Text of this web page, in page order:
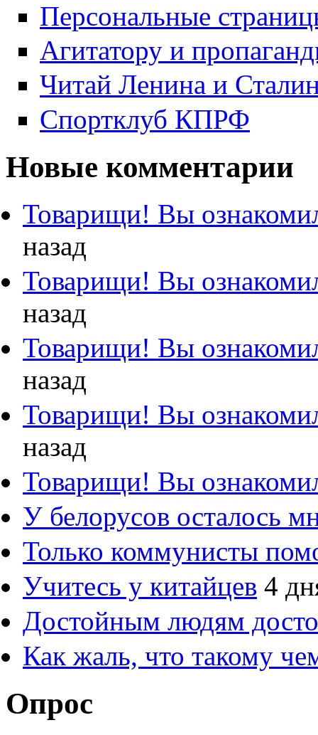
Персональные
Агитатору и
Читай Ленина и
Спортклуб КПРФ
Новые комментарии
Товарищи! Вы
назад
Товарищи! Вы
назад
Товарищи! Вы
назад
Товарищи! Вы
назад
Товарищи! Вы
У белорусов осталось
Только коммунисты
Учитесь у китайцев 4
Достойным людям
Как жаль, что такому
Опрос